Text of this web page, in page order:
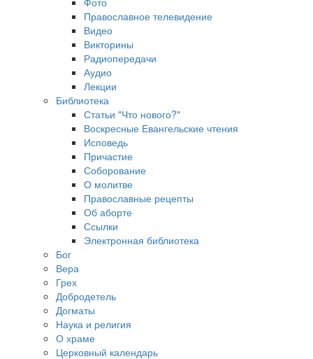
Православное телевидение
Видео
Викторины
Радиопередачи
Аудио
Лекции
Библиотека
Статьи "Что нового?"
Воскресные Евангельские чтения
Исповедь
Причастие
Соборование
О молитве
Православные рецепты
Об аборте
Ссылки
Электронная библиотека
Бог
Вера
Грех
Добродетель
Догматы
Наука и религия
О храме
Церковный календарь